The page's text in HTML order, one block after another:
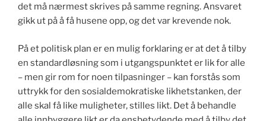
det må nærmest skrives på samme regning. Ansvaret
gikk ut på å få husene opp, og det var krevende nok.
På et politisk plan er en mulig forklaring er at det å tilby
en standardløsning som i utgangspunktet er lik for alle
– men gir rom for noen tilpasninger – kan forstås som
uttrykk for den sosialdemokratiske likhetstanken, der
alle skal få like muligheter, stilles likt. Det å behandle